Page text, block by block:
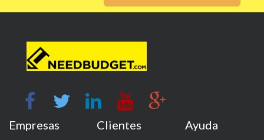
Empresas Clientes Ayuda